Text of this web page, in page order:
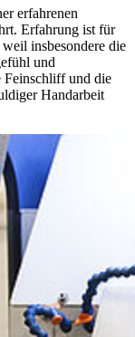
erfahrenen
Erfahrung ist für
insbesondere die
und
Feinschliff und die
Handarbeit